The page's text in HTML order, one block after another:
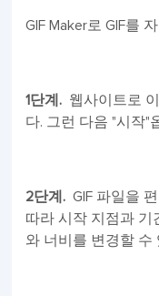
GIF Maker로 GIF를
1단계. 웹사이트로
다. 그런 다음 "시작"
2단계. GIF 파일을
따라 시작 지점과 기
와 너비를 변경할 수